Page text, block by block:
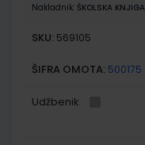
Nakladnik: ŠKOLSKA
SKU: 569105
ŠIFRA OMOTA: 500175
Udžbenik